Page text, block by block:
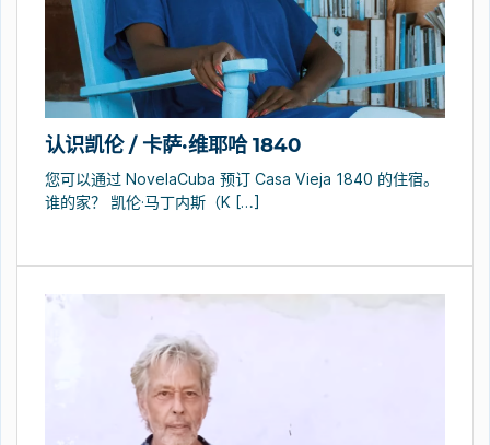
认识凯伦 / 卡萨·维耶哈 1840
您可以通过 NovelaCuba 预订 Casa Vieja 1840 的住宿。
谁的家？ 凯伦·马丁内斯（K […]